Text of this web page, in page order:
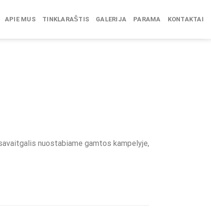
APIE MUS TINKLARAŠTIS GALERIJA PARAMA KONTAKTAI
nuostabiame gamtos kampelyje,